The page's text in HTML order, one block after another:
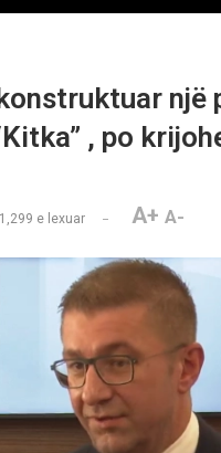
një
, po
1,299 e lexuar A+ A-